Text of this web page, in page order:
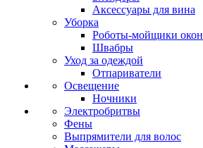
Аксессуары для вина
Уборка
Роботы-мойщики окон
Швабры
Уход за одеждой
Отпариватели
Освещение
Ночники
Электробритвы
Фены
Выпрямители для волос